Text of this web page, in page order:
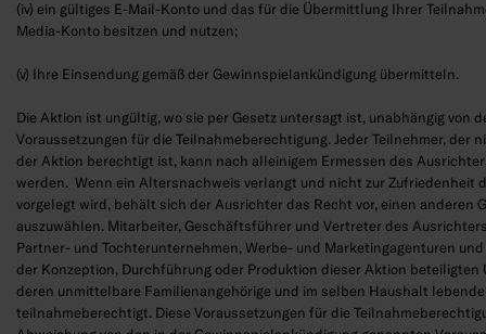
(iv) ein gültiges E-Mail-Konto und das für die Übermittlung Ihrer
Media-Konto besitzen und nutzen;
(v) Ihre Einsendung gemäß der Gewinnspielankündigung übermitteln.
Die Aktion ist ungültig, wo sie per Gesetz untersagt ist, unabhängig von
Voraussetzungen für die Teilnahmeberechtigung. Jeder Teilnehmer, der
der Aktion berechtigt ist, kann nach alleinigem Ermessen des
werden. Wenn ein Altersnachweis verlangt und nicht zur Zufriedenheit
vorgelegt wird, behält sich der Ausrichter das Recht vor, einen anderen
auszuwählen. Mitarbeiter, Geschäftsführer und Vertreter des
Partner- und Tochterunternehmen, Werbe- und Marketingagenturen
der Konzeption, Durchführung oder Produktion dieser Aktion beteiligten
deren unmittelbare Familienangehörige und im selben Haushalt
teilnahmeberechtigt. Diese Voraussetzungen für die